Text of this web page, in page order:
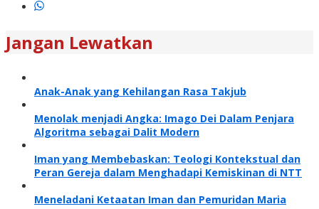
Jangan Lewatkan
Anak-Anak yang Kehilangan Rasa Takjub
Menolak menjadi Angka: Imago Dei Dalam Penjara
Algoritma sebagai Dalit Modern
Iman yang Membebaskan: Teologi Kontekstual dan
Peran Gereja dalam Menghadapi Kemiskinan di NTT
Meneladani Ketaatan Iman dan Pemuridan Maria